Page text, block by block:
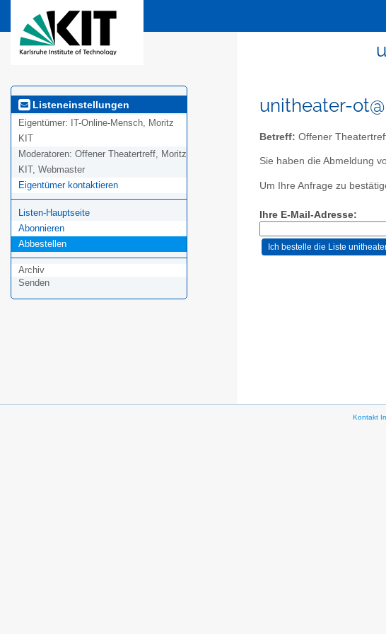
Listeneinstellungen
Eigentümer: IT-Online-Mensch, Moritz
KIT
Moderatoren: Offener Theatertreff, Moritz
KIT, Webmaster
Eigentümer kontaktieren
Listen-Hauptseite
Abonnieren
Abbestellen
Archiv
Senden
unitheater-
Betreff: Offener
Sie haben die Abmeldung
Um Ihre Anfrage zu
Ihre E-Mail-Adresse:
Kontakt